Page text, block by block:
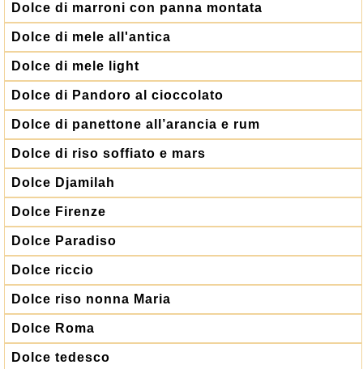
Dolce di marroni con panna montata
Dolce di mele all'antica
Dolce di mele light
Dolce di Pandoro al cioccolato
Dolce di panettone all’arancia e rum
Dolce di riso soffiato e mars
Dolce Djamilah
Dolce Firenze
Dolce Paradiso
Dolce riccio
Dolce riso nonna Maria
Dolce Roma
Dolce tedesco